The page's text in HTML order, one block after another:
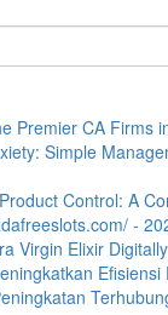
Premier CA Firms
Simple
Control: A
-
Virgin Elixir
Efisiensi